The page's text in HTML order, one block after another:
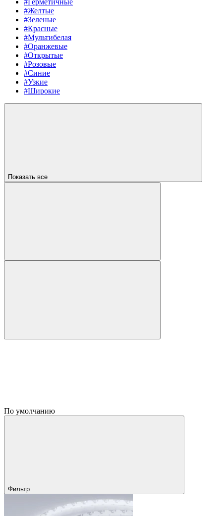
#Желтые
#Зеленые
#Красные
#Мультибелая
#Оранжевые
#Открытые
#Розовые
#Синие
#Узкие
#Широкие
Показать все
По умолчанию
Фильтр